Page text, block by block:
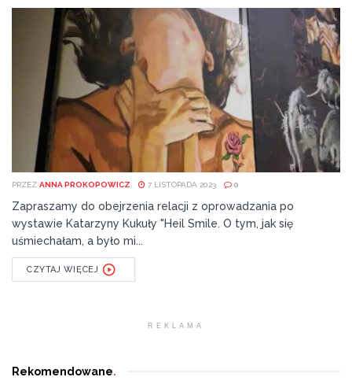
PRZEZ ANNA PROKOPOWICZ 7 LISTOPADA 2023 0
Zapraszamy do obejrzenia relacji z oprowadzania po
wystawie Katarzyny Kukuły "Heil Smile. O tym, jak się
uśmiechałam, a było mi...
CZYTAJ WIĘCEJ
REKLAMA
Rekomendowane.